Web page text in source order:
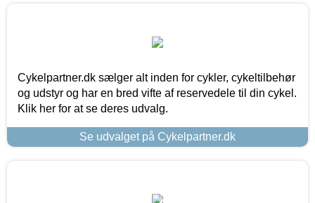
Cykelpartner.dk sælger alt inden for cykler, cykeltilbehør
og udstyr og har en bred vifte af reservedele til din cykel.
Klik her for at se deres udvalg.
Se udvalget på Cykelpartner.dk